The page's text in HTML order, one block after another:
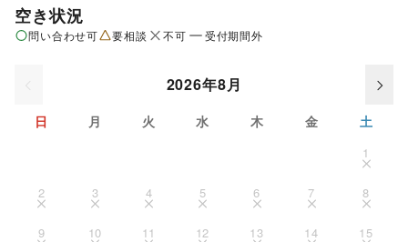
空き状況
問い合わせ可 要相談 不可 受付期間外
2026年8月
日 月 火 水 木 金 土
1
2 3 4 5 6 7 8
9 10 11 12 13 14 15